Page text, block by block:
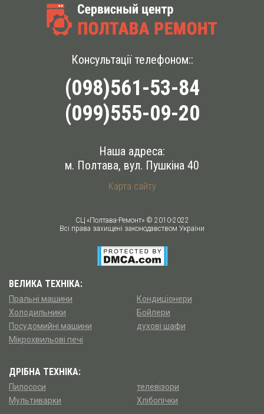
Консультації телефоном::
(098)561-53-84
(099)555-09-20
Наша адреса:
м. Полтава, вул. Пушкіна 40
Карта сайту
СЦ «Полтава-Ремонт» © 2010-2022
Всі права захищені законодавством України
ВЕЛИКА ТЕХНІКА:
Пральні машини
Холодильники
Посудомийні машини
Мікрохвильові печі
Кондиціонери
Бойлери
духові шафи
ДРІБНА ТЕХНІКА:
Пилососи
Мультиварки
телевізори
Хлібопічки